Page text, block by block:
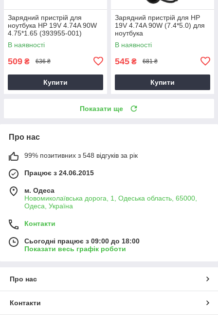
Зарядний пристрій для
ноутбука HP 19V 4.74A 90W
4.75*1.65 (393955-001)
В наявності
509 ₴ 636 ₴
Купити
Зарядний пристрій для HP
19V 4.74A 90W (7.4*5.0) для
ноутбука
В наявності
545 ₴ 681 ₴
Купити
Показати ще
Про нас
99% позитивних з 548 відгуків за рік
Працює з 24.06.2015
м. Одеса
Новомиколаївська дорога, 1, Одеська область, 65000,
Одеса, Україна
Контакти
Сьогодні працює з 09:00 до 18:00
Показати весь графік роботи
Про нас
Контакти